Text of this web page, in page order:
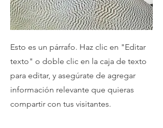
Esto es un párrafo. Haz clic en "Editar
texto" o doble clic en la caja de texto
para editar, y asegúrate de agregar
información relevante que quieras
compartir con tus visitantes.